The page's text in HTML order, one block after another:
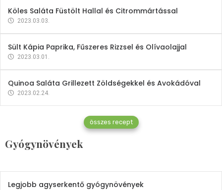
Köles Saláta Füstölt Hallal és Citrommártással
2023.03.03.
Sült Kápia Paprika, Fűszeres Rizzsel és Olívaolajjal
2023.03.01.
Quinoa Saláta Grillezett Zöldségekkel és Avokádóval
2023.02.24.
összes recept
Gyógynövények
Gyógynövények
Mindent a petrezselyemről
2023.12.21.
Legjobb agyserkentő gyógynövények